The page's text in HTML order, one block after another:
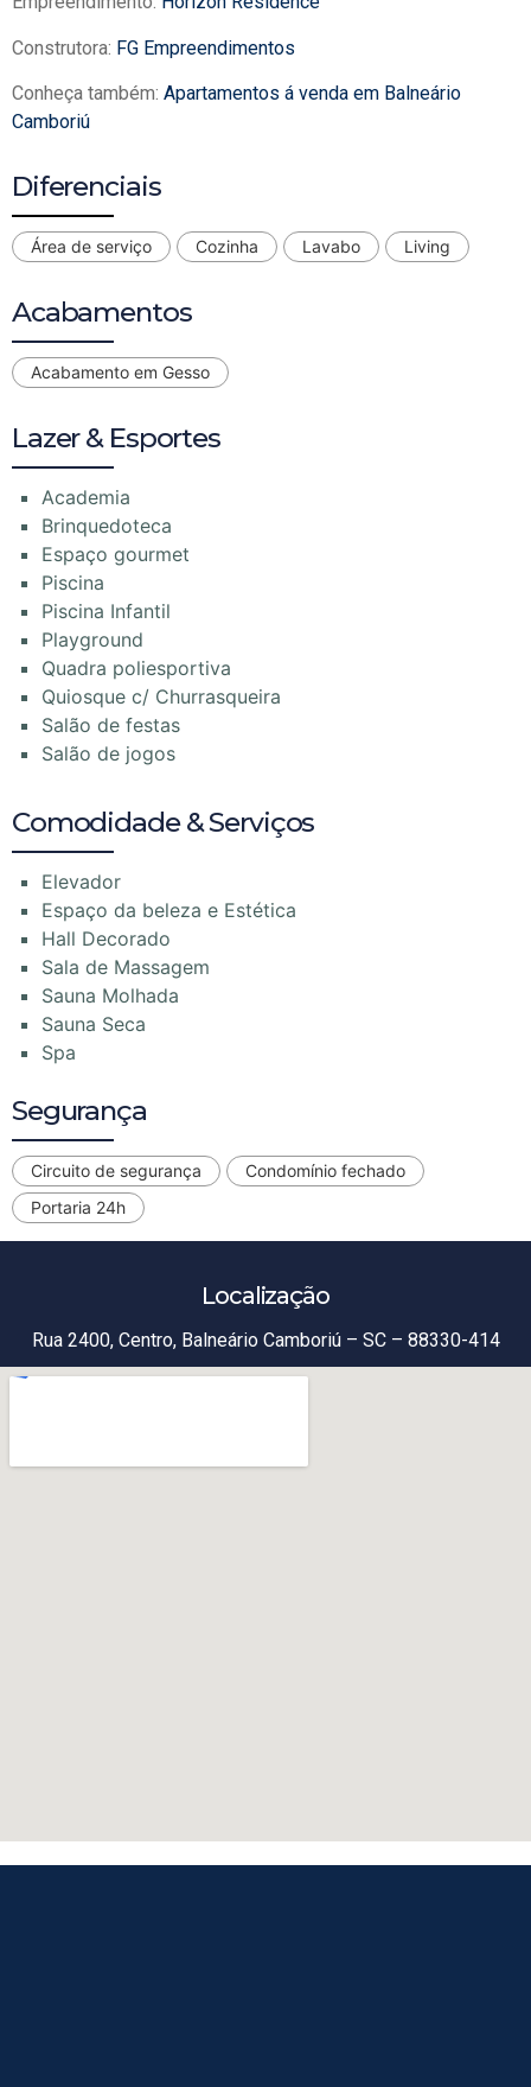
Construtora: FG Empreendimentos
Conheça também: Apartamentos á venda em Balneário
Camboriú
Diferenciais
Área de serviço Cozinha Lavabo Living
Acabamentos
Acabamento em Gesso
Lazer & Esportes
Academia
Brinquedoteca
Espaço gourmet
Piscina
Piscina Infantil
Playground
Quadra poliesportiva
Quiosque c/ Churrasqueira
Salão de festas
Salão de jogos
Comodidade & Serviços
Elevador
Espaço da beleza e Estética
Hall Decorado
Sala de Massagem
Sauna Molhada
Sauna Seca
Spa
Segurança
Circuito de segurança
Condomínio fechado
Portaria 24h
Localização
Rua 2400, Centro, Balneário Camboriú – SC – 88330-414